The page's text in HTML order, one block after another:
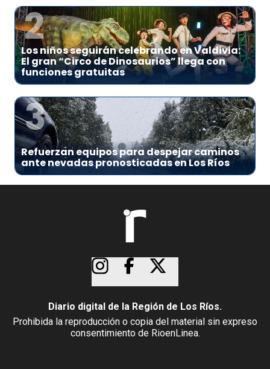
2
Los niños seguirán celebrando en Valdivia:
El gran “Circo de Dinosaurios” llega con
funciones gratuitas
3
Refuerzan equipos para despejar caminos
ante nevadas pronosticadas en Los Ríos
Diario digital de la Región de Los Ríos.
Prohibida la reproducción o copia del material sin expreso
consentimiento de RioenLinea.